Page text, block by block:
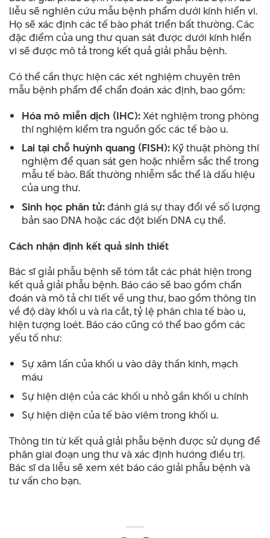
liễu sẽ nghiên cứu mẫu bệnh phẩm dưới kính hiển vi.
Họ sẽ xác định các tế bào phát triển bất thường. Các
đặc điểm của ung thư quan sát được dưới kính hiển
vi sẽ được mô tả trong kết quả giải phẫu bệnh.
Có thể cần thực hiện các xét nghiệm chuyên trên
mẫu bệnh phẩm để chẩn đoán xác định, bao gồm:
Hóa mô miễn dịch (IHC):Xét nghiệm trong phòng
thí nghiệm kiểm tra nguồn gốc các tế bào u.
Lai tại chỗ huỳnh quang (FISH):Kỹ thuật phòng thí
nghiệm để quan sát gen hoặc nhiễm sắc thể trong
mẫu tế bào. Bất thường nhiễm sắc thể là dấu hiệu
của ung thư.
Sinh học phân tử:đánh giá sự thay đổi về số lượng
bản sao DNA hoặc các đột biến DNA cụ thể.
Cách nhận định kết quả sinh thiết
Bác sĩ giải phẫu bệnh sẽ tóm tắt các phát hiện trong
kết quả giải phẫu bệnh. Báo cáo sẽ bao gồm chẩn
đoán và mô tả chi tiết về ung thư, bao gồm thông tin
về độ dày khối u và rìa cắt, tỷ lệ phân chia tế bào u,
hiện tượng loét. Báo cáo cũng có thể bao gồm các
yếu tố như:
Sự xâm lấn của khối u vào dây thần kinh, mạch
máu
Sự hiện diện của các khối u nhỏ gần khối u chính
Sự hiện diện của tế bào viêm trong khối u.
Thông tin từ kết quả giải phẫu bệnh được sử dụng để
phân giai đoạn ung thư và xác định hướng điều trị.
Bác sĩ da liễu sẽ xem xét báo cáo giải phẫu bệnh và
tư vấn cho bạn.